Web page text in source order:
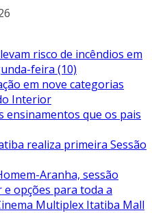
risco de incêndios em
feira (10)
em nove categorias
Interior
ensinamentos que os pais
realiza primeira Sessão
Aranha, sessão
opções para toda a
Multiplex Itatiba Mall